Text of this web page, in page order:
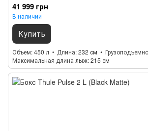
41 999 грн
В наличии
Купить
Объем 450 л Длина 232 см
Максимальная длина лыж 215 см